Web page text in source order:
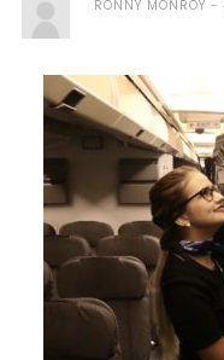
RONNY MONROY